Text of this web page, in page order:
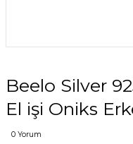
Beelo Silver
El işi Oniks
0 Yorum